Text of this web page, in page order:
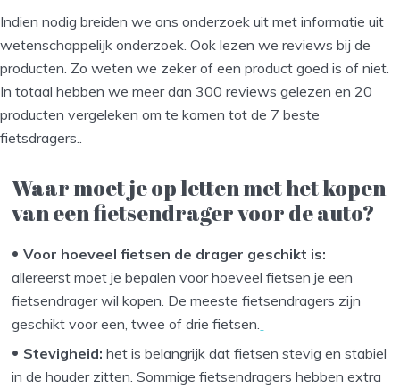
Indien nodig breiden we ons onderzoek uit met informatie uit
wetenschappelijk onderzoek. Ook lezen we reviews bij de
producten. Zo weten we zeker of een product goed is of niet.
In totaal hebben we meer dan 300 reviews gelezen en 20
producten vergeleken om te komen tot de 7 beste
fietsdragers..
Waar moet je op letten met het kopen
van een fietsendrager voor de auto?
Voor hoeveel fietsen de drager geschikt is:
allereerst moet je bepalen voor hoeveel fietsen je een
fietsendrager wil kopen. De meeste fietsendragers zijn
geschikt voor een, twee of drie fietsen.
Stevigheid:het is belangrijk dat fietsen stevig en stabiel
in de houder zitten. Sommige fietsendragers hebben extra